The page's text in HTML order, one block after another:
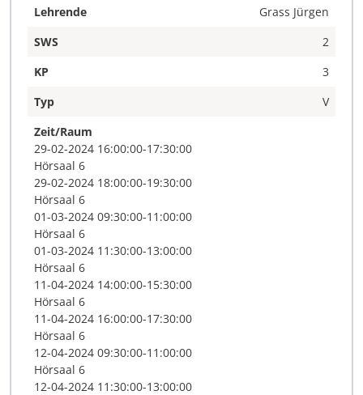
Lehrende
Grass Jürgen
SWS
2
KP
3
Typ
V
Zeit/Raum
29-02-2024 16:00:00-17:30:00
Hörsaal 6
29-02-2024 18:00:00-19:30:00
Hörsaal 6
01-03-2024 09:30:00-11:00:00
Hörsaal 6
01-03-2024 11:30:00-13:00:00
Hörsaal 6
11-04-2024 14:00:00-15:30:00
Hörsaal 6
11-04-2024 16:00:00-17:30:00
Hörsaal 6
12-04-2024 09:30:00-11:00:00
Hörsaal 6
12-04-2024 11:30:00-13:00:00